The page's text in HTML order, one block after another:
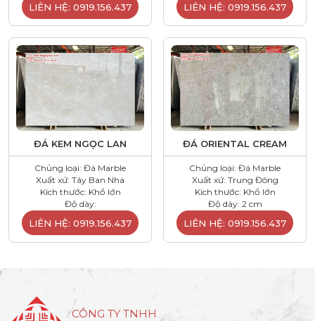
LIÊN HỆ: 0919.156.437 LIÊN HỆ: 0919.156.437
ĐÁ KEM NGỌC LAN
Chủng loại: Đá Marble
Xuất xứ: Tây Ban Nha
Kích thước: Khổ lớn
Độ dày:
LIÊN HỆ: 0919.156.437
ĐÁ ORIENTAL CREAM
Chủng loại: Đá Marble
Xuất xứ: Trung Đông
Kích thước: Khổ lớn
Độ dày: 2 cm
LIÊN HỆ: 0919.156.437
CÔNG TY TNHH